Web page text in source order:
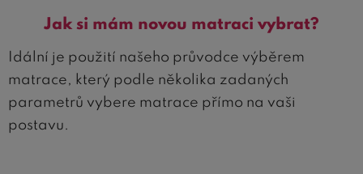
Jak si mám novou matraci vybrat?
Idální je použití našeho průvodce výběrem
matrace, který podle několika zadaných
parametrů vybere matrace přímo na vaši
postavu.